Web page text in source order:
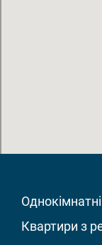
Однокімнатні
Квартири з